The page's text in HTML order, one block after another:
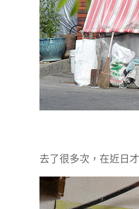
去了很多次，在近日